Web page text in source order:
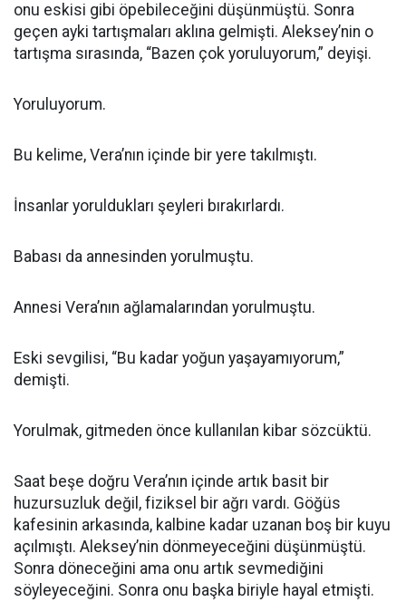
onu eskisi gibi öpebileceğini düşünmüştü. Sonra
geçen ayki tartışmaları aklına gelmişti. Aleksey’nin o
tartışma sırasında, “Bazen çok yoruluyorum,” deyişi.
Yoruluyorum.
Bu kelime, Vera’nın içinde bir yere takılmıştı.
İnsanlar yoruldukları şeyleri bırakırlardı.
Babası da annesinden yorulmuştu.
Annesi Vera’nın ağlamalarından yorulmuştu.
Eski sevgilisi, “Bu kadar yoğun yaşayamıyorum,”
demişti.
Yorulmak, gitmeden önce kullanılan kibar sözcüktü.
Saat beşe doğru Vera’nın içinde artık basit bir
huzursuzluk değil, fiziksel bir ağrı vardı. Göğüs
kafesinin arkasında, kalbine kadar uzanan boş bir kuyu
açılmıştı. Aleksey’nin dönmeyeceğini düşünmüştü.
Sonra döneceğini ama onu artık sevmediğini
söyleyeceğini. Sonra onu başka biriyle hayal etmişti.